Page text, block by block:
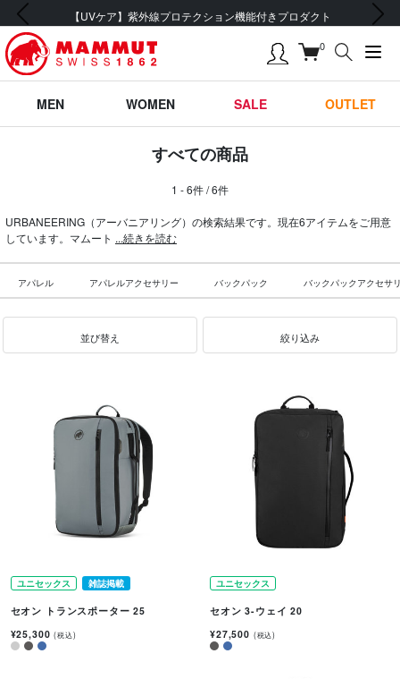
【UVケア】紫外線プロテクション機能付きプロダクト
前の画像 次の画像
0
MEN WOMEN SALE OUTLET
すべての商品
1 - 6件 / 6件
URBANEERING（アーバニアリング）の検索結果です。現在6アイテムをご用意
しています。マムート ...続きを読む
アパレル アパレルアクセサリー バックパック バックパックアクセサ
並び替え 絞り込み
ユニセックス 雑誌掲載
セオン トランスポーター 25
¥25,300(税込)
ユニセックス
セオン 3-ウェイ 20
¥27,500 (税込)